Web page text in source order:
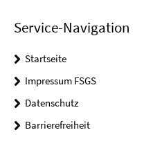
Service-Navigation
Startseite
Impressum FSGS
Datenschutz
Barrierefreiheit